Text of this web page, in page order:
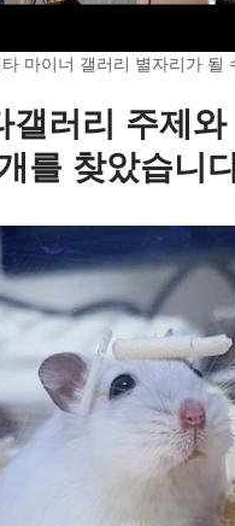
마이너 갤러리 별자리가 될
갤러리 주제
를 찾았습니